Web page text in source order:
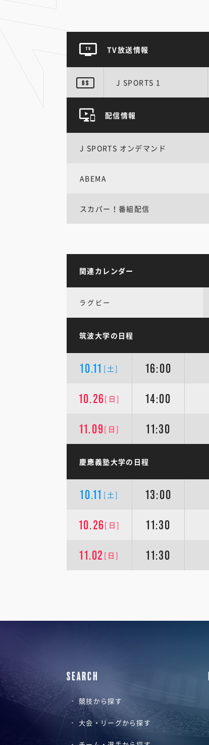
TV放送情報
J SPORTS 1
配信情報
J SPORTS オンデマンド
ABEMA
スカパー！番組配信
関連カレンダー
ラグビー
筑波大学の日程
10.11 [土] 16:00
10.26[日] 14:00
11.09[日] 11:30
慶應義塾大学の日程
10.11 [土] 13:00
10.26[日] 11:30
11.02 [日] 11:30
SEARCH
競技から探す
大会・リーグから探す